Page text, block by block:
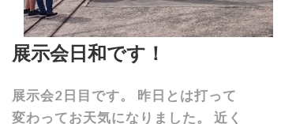
展示会日和です！
展示会2日目です。 昨日とは打って
変わってお天気になりました。 近く